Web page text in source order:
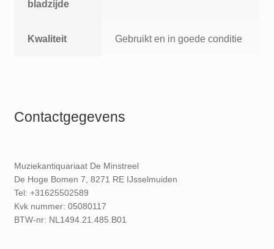
bladzijde
Kwaliteit Gebruikt en in goede conditie
Contactgegevens
Muziekantiquariaat De Minstreel
De Hoge Bomen 7, 8271 RE IJsselmuiden
Tel: +31625502589
Kvk nummer: 05080117
BTW-nr: NL1494.21.485.B01